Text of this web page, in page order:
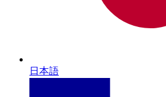
日本語